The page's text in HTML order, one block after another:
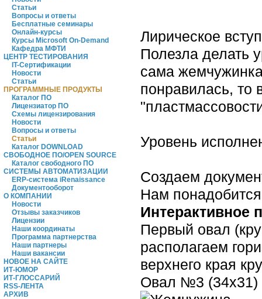
Статьи
Вопросы и ответы
Бесплатные семинары
Онлайн-курсы
Курсы Microsoft On-Demand
Кафедра МФТИ
ЦЕНТР ТЕСТИРОВАНИЯ
IT-Сертификации
Новости
Статьи
ПРОГРАММНЫЕ ПРОДУКТЫ
Каталог ПО
Лицензиатор ПО
Схемы лицензирования
Новости
Вопросы и ответы
Статьи
Каталог DOWNLOAD
СВОБОДНОЕ ПО/OPEN SOURCE
Каталог свободного ПО
СИСТЕМЫ АВТОМАТИЗАЦИИ
ERP-система iRenaissance
Документооборот
О КОМПАНИИ
Новости
Отзывы заказчиков
Лицензии
Наши координаты
Программа партнерства
Наши партнеры
Наши вакансии
НОВОЕ НА САЙТЕ
ИТ-ЮМОР
ИТ-ГЛОССАРИЙ
RSS-ЛЕНТА
АРХИВ
Лирическое
Полезла делать
сама
понравилась, то
Уровень
Создаем
Нам
Интерактивное
Первый овал
располагаем
верхнего края
Овал №3 (34х31)